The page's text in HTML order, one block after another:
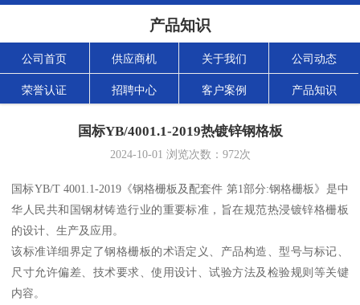
产品知识
公司首页 供应商机 关于我们 公司动态
荣誉认证 招聘中心 客户案例 产品知识
国标YB/4001.1-2019热镀锌钢格板
2024-10-01 浏览次数： 972次
国标YB/T 4001.1-2019《钢格栅板及配套件 第1部分:钢格栅板》是中
华人民共和国钢材铸造行业的重要标准，旨在规范热浸镀锌格栅板
的设计、生产及应用。
该标准详细界定了钢格栅板的术语定义、产品构造、型号与标记、
尺寸允许偏差、技术要求、使用设计、试验方法及检验规则等关键
内容。